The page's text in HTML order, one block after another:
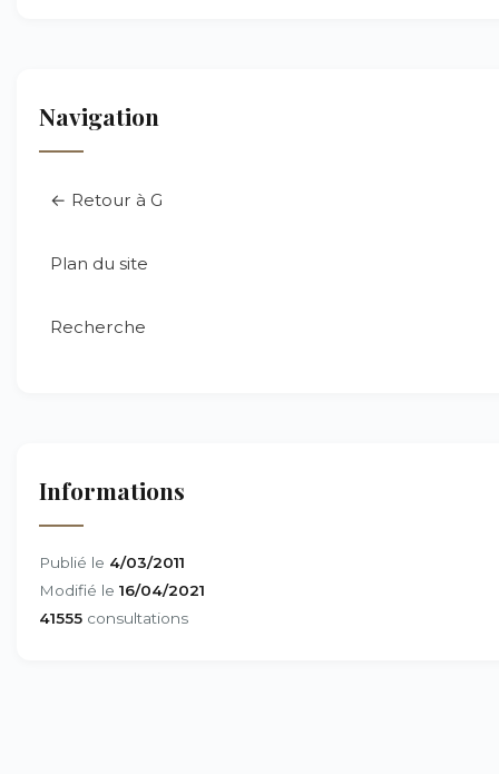
Navigation
← Retour à G
Plan du site
Recherche
Informations
Publié le 4/03/2011
Modifié le 16/04/2021
41555 consultations